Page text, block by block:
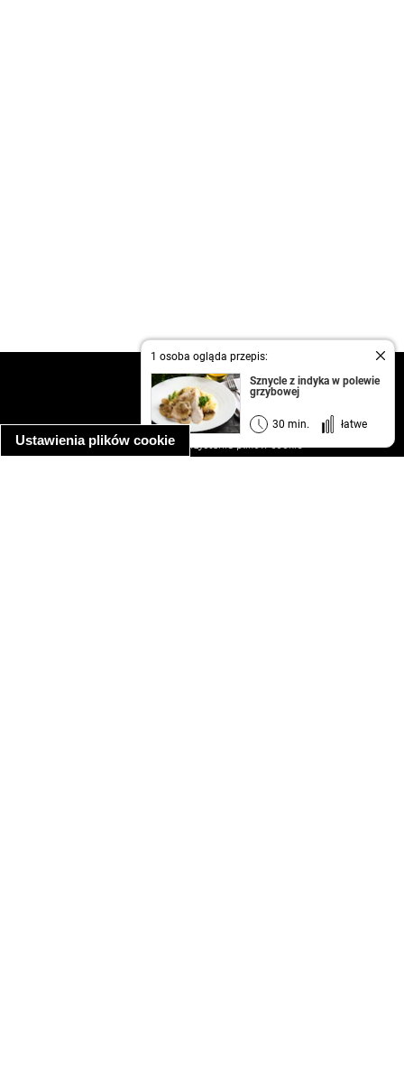
Ustawienia plików cookie
1 osoba ogląda przepis:
Sznycle z indyka w polewie
grzybowej
30 min. łatwe
kontakt
regulamin
informacja o prywatności
informacja o wykorzystaniu plików cookie